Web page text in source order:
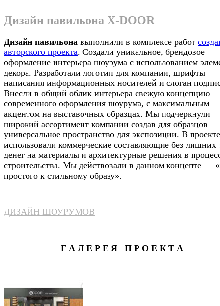
Дизайн павильона X-DOOR
Дизайн павильона выполнили в комплексе работ
авторского проекта. Создали уникальное, брендовое
оформление интерьера шоурума с использованием
декора. Разработали логотип для компании, шрифты
написания информационных носителей и слоган
Внесли в общий облик интерьера свежую концепцию
современного оформления шоурума, с максимальным
акцентом на выставочных образцах. Мы подчеркнули
широкий ассортимент компании создав для образцов
универсальное пространство для экспозиции. В
использовали коммерческие составляющие без лишних
денег на материалы и архитектурные решения в
строительства. Мы действовали в данном концепте —
простого к стильному образу».
ДИЗАЙН ШОУРУМОВ
Г А Л Е Р Е Я П Р О Е К Т А